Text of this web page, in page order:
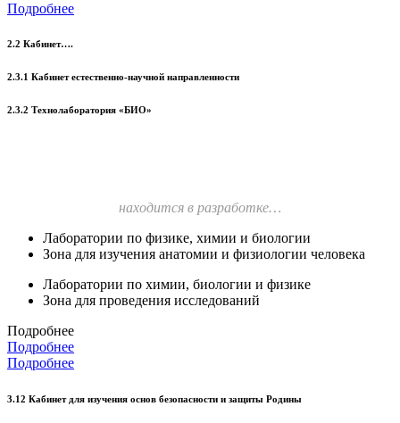
Подробнее
2.2 Кабинет….
2.3.1 Кабинет естественно-научной направленности
2.3.2 Технолаборатория «БИО»
находится в разработке…
Лаборатории по физике, химии и биологии
Зона для изучения анатомии и физиологии человека
Лаборатории по химии, биологии и физике
Зона для проведения исследований
Подробнее
Подробнее
Подробнее
3.12 Кабинет для изучения основ безопасности и защиты Родины